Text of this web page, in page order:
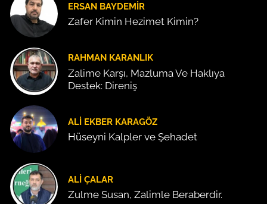
ERSAN BAYDEMIR
Zafer Kimin Hezimet Kimin?
RAHMAN KARANLIK
Zalime Karşı, Mazluma Ve Haklıya
Destek: Direniş
ALI EKBER KARAGÖZ
Hüseyni Kalpler ve Şehadet
ALI ÇALAR
Zulme Susan, Zalimle Beraberdir.